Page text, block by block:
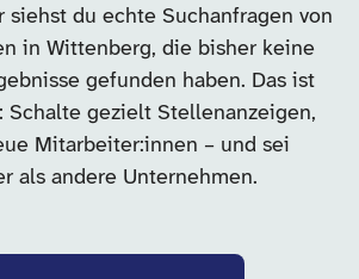
siehst du echte Suchanfragen von
in Wittenberg, die bisher keine
gefunden haben. Das ist
Schalte gezielt Stellenanzeigen,
Mitarbeiter:innen – und sei
als andere Unternehmen.